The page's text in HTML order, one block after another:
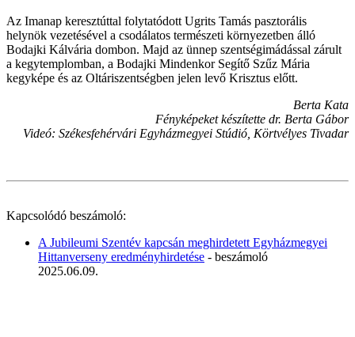
Az Imanap keresztúttal folytatódott Ugrits Tamás pasztorális
helynök vezetésével a csodálatos természeti környezetben álló
Bodajki Kálvária dombon. Majd az ünnep szentségimádással zárult
a kegytemplomban, a Bodajki Mindenkor Segítő Szűz Mária
kegyképe és az Oltáriszentségben jelen levő Krisztus előtt.
Berta Kata
Fényképeket készítette dr. Berta Gábor
Videó: Székesfehérvári Egyházmegyei Stúdió, Körtvélyes Tivadar
Kapcsolódó beszámoló:
A Jubileumi Szentév kapcsán meghirdetett Egyházmegyei
Hittanverseny eredményhirdetése - beszámoló
2025.06.09.